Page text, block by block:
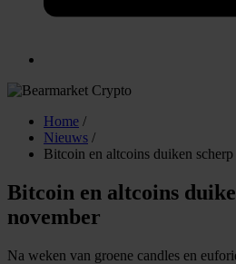
Home /
Nieuws /
Bitcoin en altcoins duiken
Bitcoin en altcoins
november
Na weken van groene candles en